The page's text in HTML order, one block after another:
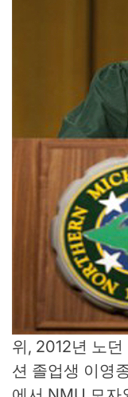
위, 2012년 노
션 졸업생 이영